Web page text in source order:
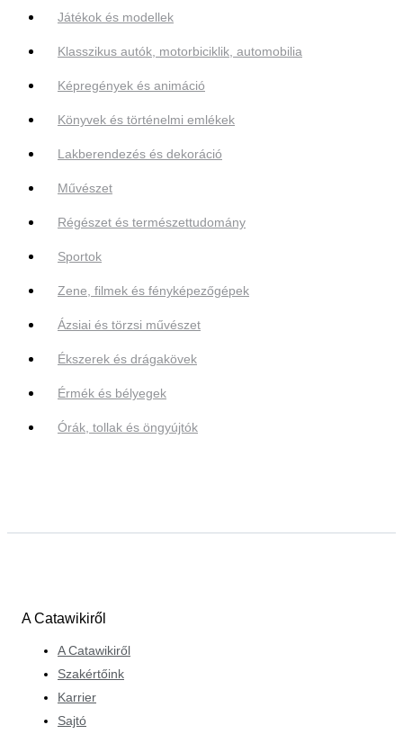
Játékok és modellek
Klasszikus autók, motorbiciklik, automobilia
Képregények és animáció
Könyvek és történelmi emlékek
Lakberendezés és dekoráció
Művészet
Régészet és természettudomány
Sportok
Zene, filmek és fényképezőgépek
Ázsiai és törzsi művészet
Ékszerek és drágakövek
Érmék és bélyegek
Órák, tollak és öngyújtók
A Catawikiről
A Catawikiről
Szakértőink
Karrier
Sajtó